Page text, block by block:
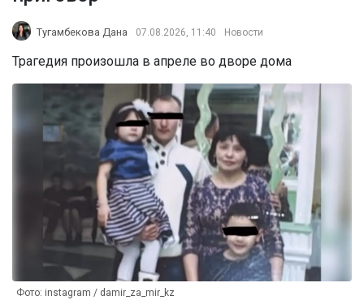
Тугамбекова Дана 07.08.2026, 11:40 Новости
Трагедия произошла в апреле во дворе дома
Фото: instagram / damir_za_mir_kz